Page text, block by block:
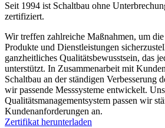
Seit 1994 ist Schaltbau ohne
zertifiziert.
Wir treffen zahlreiche Maßnahmen, um
Produkte und Dienstleistungen
ganzheitliches Qualitätsbewusstsein, das
unterstützt. In Zusammenarbeit mit
Schaltbau an der ständigen Verbesserung
wir passende Messsysteme entwickelt.
Qualitätsmanagementsystem passen wir
Kundenanforderungen an.
Zertifikat herunterladen